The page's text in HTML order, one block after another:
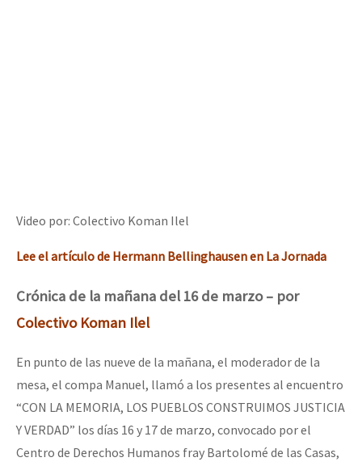
Video por: Colectivo Koman Ilel
Lee el artículo de Hermann Bellinghausen en La Jornada
Crónica de la mañana del 16 de marzo – por
Colectivo Koman Ilel
En punto de las nueve de la mañana, el moderador de la
mesa, el compa Manuel, llamó a los presentes al encuentro
“CON LA MEMORIA, LOS PUEBLOS CONSTRUIMOS JUSTICIA
Y VERDAD” los días 16 y 17 de marzo, convocado por el
Centro de Derechos Humanos fray Bartolomé de las Casas,